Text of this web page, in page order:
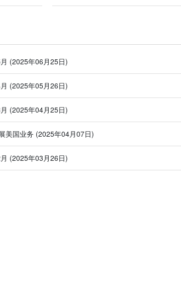
(2025年06月25日)
(2025年05月26日)
(2025年04月25日)
美国业务 (2025年04月07日)
(2025年03月26日)